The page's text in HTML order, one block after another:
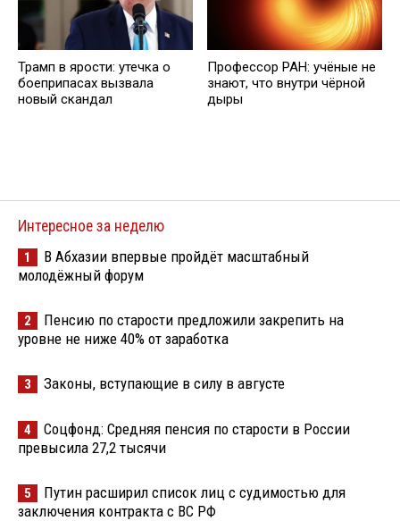
Трамп в ярости: утечка о
боеприпасах вызвала
новый скандал
Профессор РАН: учёные не
знают, что внутри чёрной
дыры
Интересное за неделю
1
В Абхазии впервые пройдёт масштабный
молодёжный форум
2
Пенсию по старости предложили закрепить на
уровне не ниже 40% от заработка
3 Законы, вступающие в силу в августе
4
Соцфонд: Средняя пенсия по старости в России
превысила 27,2 тысячи
5
Путин расширил список лиц с судимостью для
заключения контракта с ВС РФ